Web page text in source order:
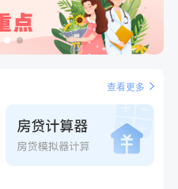
功预约了健康体检一档
蓟葛根丹参片（护肝片）1.02g*120片
颈椎按摩仪（浅灰色）
查看更多